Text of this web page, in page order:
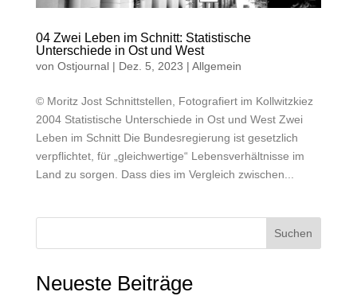
04 Zwei Leben im Schnitt: Statistische
Unterschiede in Ost und West
von Ostjournal| Dez. 5, 2023 | Allgemein
© Moritz Jost Schnittstellen, Fotografiert im Kollwitzkiez
2004 Statistische Unterschiede in Ost und West Zwei
Leben im Schnitt Die Bundesregierung ist gesetzlich
verpflichtet, für „gleichwertige“ Lebensverhältnisse im
Land zu sorgen. Dass dies im Vergleich zwischen...
Suchen
Neueste Beiträge